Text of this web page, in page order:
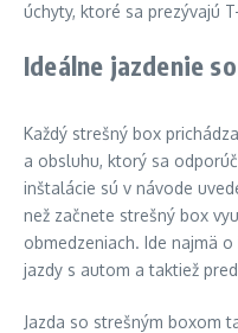
úchyty, ktoré sa prezývajú
Ideálne jazdenie
Každý strešný box
a obsluhu, ktorý sa
inštalácie sú v návode
než začnete strešný box
obmedzeniach. Ide najmä
jazdy s autom a taktiež
Jazda so strešným boxom